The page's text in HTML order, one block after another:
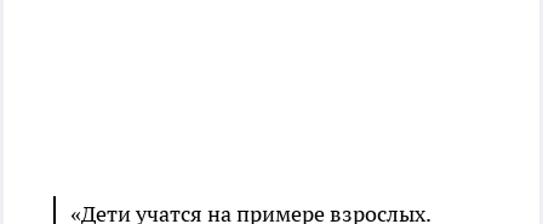
«Дети учатся на примере взрослых.